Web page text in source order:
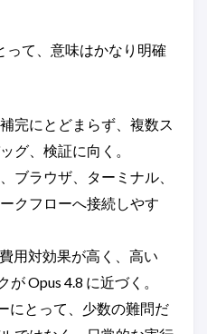
って、意味はかなり明確
完にとどまらず、複数ス
グ、検証に向く。
ブラウザ、ターミナル、
クフローへ接続しやす
用対効果が高く、高い
Opus 4.8 に近づく。
にとって、少数の難問だ